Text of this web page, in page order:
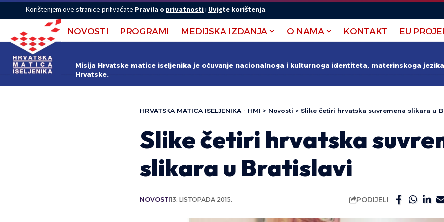
Korištenjem ove stranice prihvaćate Pravila o privatnostii Uvjete korištenja.
NOVOSTI PROGRAMI MEDIJSKA IZDANJA O NAMA KONTAKT EU
Misija Hrvatske matice iseljenika je očuvanje nacionalnoga i kulturnoga identiteta, materinskoga
Hrvatske.
HRVATSKA MATICA ISELJENIKA - HMI > Novosti > Slike četiri hrvatska suvremena slikara u
Slike četiri hrvatska
slikara u Bratislavi
NOVOSTI13. LISTOPADA 2015. PODIJELI